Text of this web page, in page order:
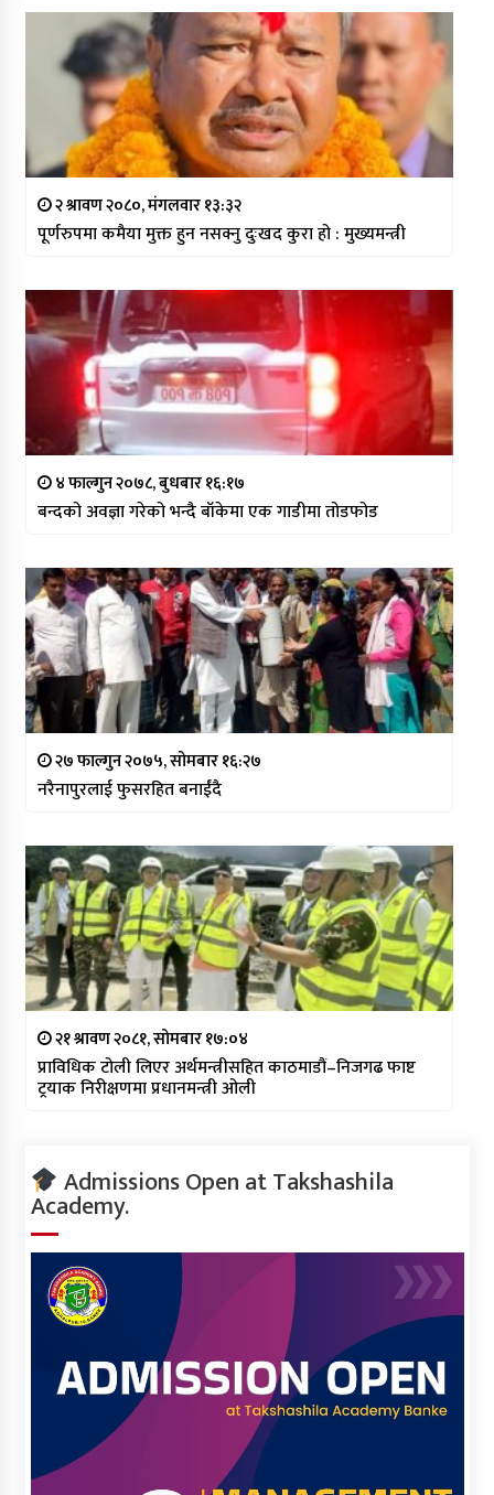
२ श्रावण २०८०, मंगलवार १३:३२
पूर्णरुपमा कमैया मुक्त हुन नसक्नु दुःखद कुरा हो : मुख्यमन्त्री
४ फाल्गुन २०७८, बुधबार १६:१७
बन्दको अवज्ञा गरेको भन्दै बाँकेमा एक गाडीमा तोडफोड
२७ फाल्गुन २०७५, सोमबार १६:२७
नरैनापुरलाई फुसरहित बनाईंदै
२१ श्रावण २०८१, सोमबार १७:०४
प्राविधिक टोली लिएर अर्थमन्त्रीसहित काठमाडौं–निजगढ फाष्ट
ट्रयाक निरीक्षणमा प्रधानमन्त्री ओली
Admissions Open at Takshashila
Academy.